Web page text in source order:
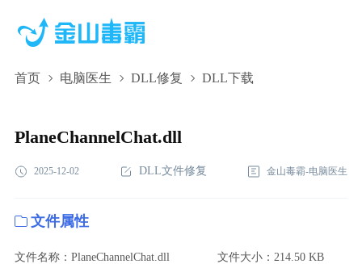
首页 电脑医生 DLL修复 DLL下载
PlaneChannelChat.dll,PlaneChannelChat.dll下
PlaneChannelChat.dll
2025-12-02 DLL文件修复 金山毒霸-电脑医生
文件属性
文件名称：PlaneChannelChat.dll 文件大小：214.50 KB